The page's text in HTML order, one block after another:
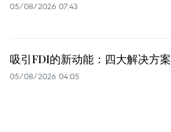
05/08/2026 07:43
吸引FDI的新动能：四大解决方案
05/08/2026 04:05